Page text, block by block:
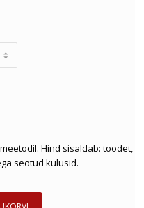
Hind sisaldab: toodet,
seotud kulusid.